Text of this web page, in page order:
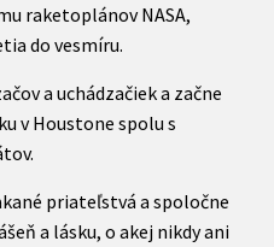
raketoplánov NASA,
do vesmíru.
a uchádzačiek a začne
v Houstone spolu s
priateľstvá a spoločne
a lásku, o akej nikdy ani